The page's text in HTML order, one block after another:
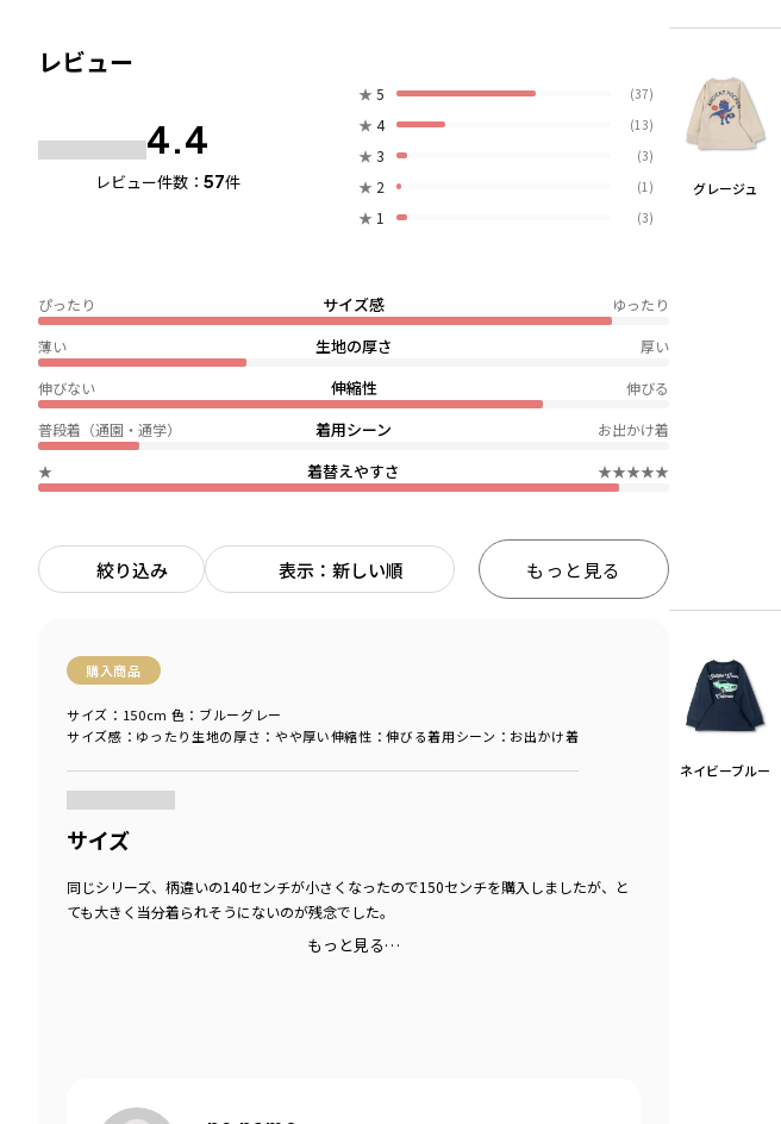
レビュー
4.4
レビュー件数： 57件
★ 5 (37)
★ 4 (13)
★ 3 (3)
★ 2 (1)
★ 1 (3)
サイズ感
ぴったり ゆったり
生地の厚さ
薄い 厚い
伸縮性
伸びない 伸びる
着用シーン
普段着（通園・通学） お出かけ着
着替えやすさ
★ ★★★★★
絞り込み 表示：新しい順 もっと見る
購入商品
サイズ感 ：ゆったり 生地の厚さ ：やや厚い伸縮性 ：伸びる着用シーン ：お出かけ着
サイズ：150cm 色：ブルーグレー
サイズ
同じシリーズ、柄違いの140センチが小さくなったので150センチを購入しましたが、と
ても大きく当分着られそうにないのが残念でした。
もっと見る…
グレージュ
ネイビーブルー